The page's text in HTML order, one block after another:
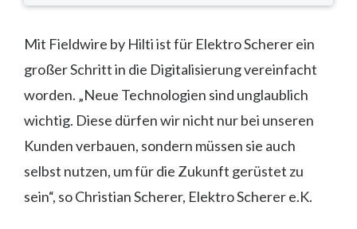
Mit Fieldwire by Hilti ist für Elektro Scherer ein
großer Schritt in die Digitalisierung vereinfacht
worden. „Neue Technologien sind unglaublich
wichtig. Diese dürfen wir nicht nur bei unseren
Kunden verbauen, sondern müssen sie auch
selbst nutzen, um für die Zukunft gerüstet zu
sein“, so Christian Scherer, Elektro Scherer e.K.